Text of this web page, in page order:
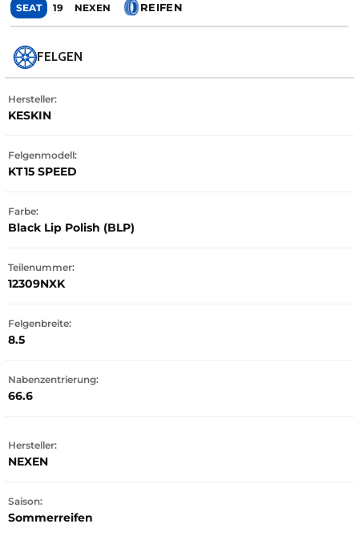
SEAT 19 NEXEN REIFEN
FELGEN
Hersteller:
KESKIN
Felgenmodell:
KT15 SPEED
Farbe:
Black Lip Polish (BLP)
Teilenummer:
12309NXK
Felgenbreite:
8.5
Nabenzentrierung:
66.6
Hersteller:
NEXEN
Saison:
Sommerreifen